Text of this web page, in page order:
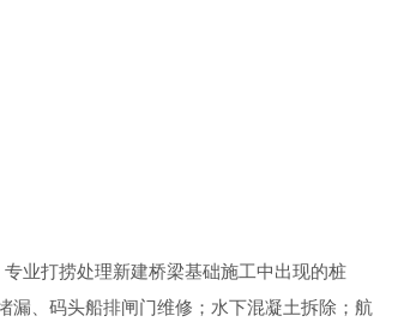
业打捞处理新建桥梁基础施工中出现的桩
漏、码头船排闸门维修；水下混凝土拆除；航